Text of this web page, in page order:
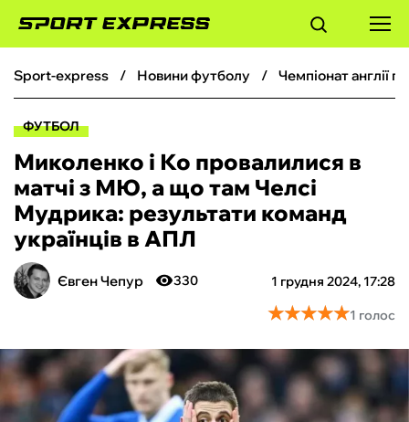
ФУТБОЛ
БОКС
ХОКЕЙ
ТЕНІС
КІБЕРСПОРТ
ЧС-2026
sport-express новини футболу чемпіонат англії
ФУТБОЛ
Миколенко і Ко провалилися в
матчі з МЮ, а що там Челсі
Мудрика: результати команд
українців в АПЛ
Євген Чепур 1 грудня 2024, 17:28
330
★★★★★
★★★★★1 голос